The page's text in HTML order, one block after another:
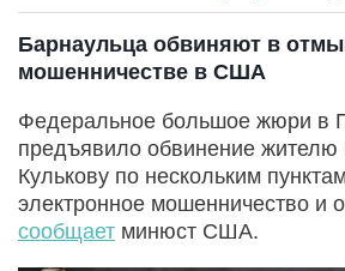
Барнаульца обвиняют в
мошенничестве в США
Федеральное большое жюри в
предъявило обвинение
Кулькову по нескольким
электронное мошенничество и
сообщает минюст США.